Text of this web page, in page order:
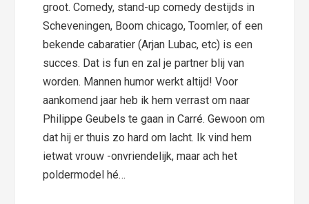
groot. Comedy, stand-up comedy destijds in
Scheveningen, Boom chicago, Toomler, of een
bekende cabaratier (Arjan Lubac, etc) is een
succes. Dat is fun en zal je partner blij van
worden. Mannen humor werkt altijd! Voor
aankomend jaar heb ik hem verrast om naar
Philippe Geubels te gaan in Carré. Gewoon om
dat hij er thuis zo hard om lacht. Ik vind hem
ietwat vrouw -onvriendelijk, maar ach het
poldermodel hé…